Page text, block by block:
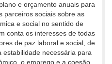
e orçamento anuais para
parceiros sociais sobre as
e social no sentido de
conta os interesses de todas
de paz laboral e social, de
necessária para
o emprego e a coesão